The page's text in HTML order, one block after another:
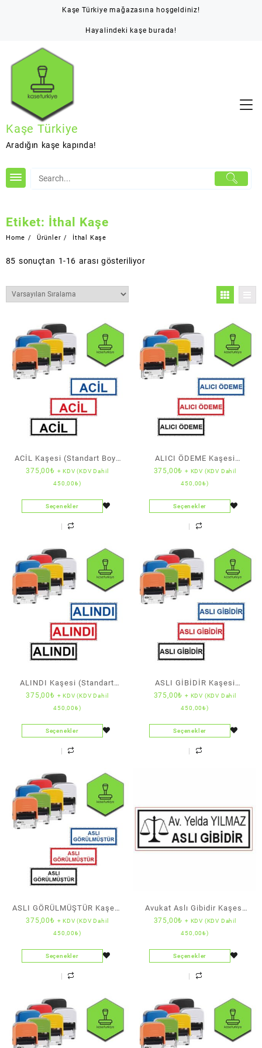
Kaşe Türkiye mağazasına hoşgeldiniz!
Hayalindeki kaşe burada!
Kaşe Türkiye
Aradığın kaşe kapında!
Etiket: İthal Kaşe
Home Ürünler İthal Kaşe
85 sonuçtan 1-16 arası gösteriliyor
ACİL Kaşesi (Standart Boy)
(Colop)
375,00₺ + KDV (KDV Dahil
450,00₺)
Seçenekler
ALICI ÖDEME Kaşesi
(Standart Boy) (Colop)
375,00₺ + KDV (KDV Dahil
450,00₺)
Seçenekler
ALINDI Kaşesi (Standart
Boy) (Colop)
375,00₺ + KDV (KDV Dahil
450,00₺ )
Seçenekler
ASLI GİBİDİR Kaşesi
(Standart Boy) (Colop)
375,00₺ + KDV (KDV Dahil
450,00₺ )
Seçenekler
ASLI GÖRÜLMÜŞTÜR Kaşesi
(Standart Boy) (Colop)
375,00₺ + KDV (KDV Dahil
450,00₺)
Seçenekler
Avukat Aslı Gibidir Kaşesi
Colop Printer C20
375,00₺ + KDV (KDV Dahil
450,00₺)
Seçenekler